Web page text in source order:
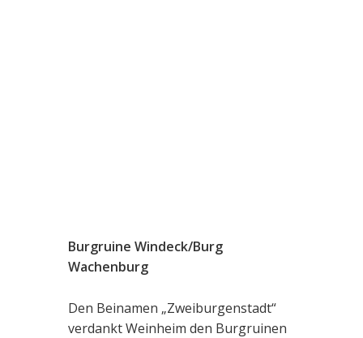
Burgruine Windeck/Burg
Wachenburg
Den Beinamen „Zweiburgenstadt“
verdankt Weinheim den Burgruinen